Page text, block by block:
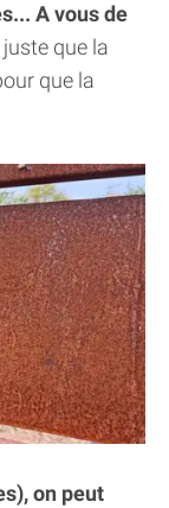
A vous de
que la
que la
on peut